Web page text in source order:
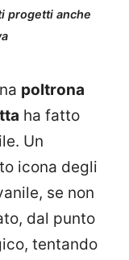
progetti anche
poltrona
ha fatto
Un
icona degli
se non
dal punto
tentando